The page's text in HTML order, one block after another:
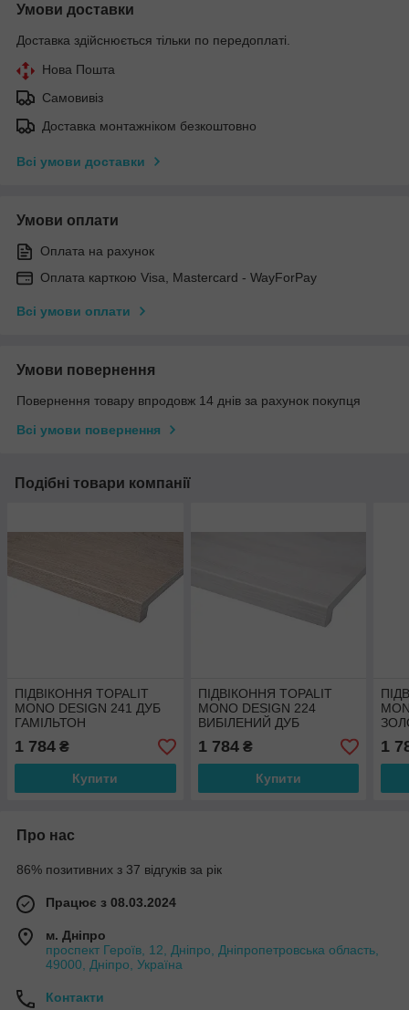
Умови доставки
Доставка здійснюється тільки по передоплаті.
Нова Пошта
Самовивіз
Доставка монтажніком безкоштовно
Всі умови доставки
Умови оплати
Оплата на рахунок
Оплата карткою Visa, Mastercard - WayForPay
Всі умови оплати
Умови повернення
Повернення товару впродовж 14 днів за рахунок покупця
Всі умови повернення
Подібні товари компанії
ПІДВІКОННЯ TOPALIT
MONO DESIGN 241 ДУБ
ГАМІЛЬТОН
1 784 ₴
Купити
ПІДВІКОННЯ TOPALIT
MONO DESIGN 224
ВИБІЛЕНИЙ ДУБ
1 784₴
Купити
1
Про нас
86% позитивних з 37 відгуків за рік
Працює з 08.03.2024
м. Дніпро
проспект Героїв, 12, Дніпро, Дніпропетровська область,
49000, Дніпро, Україна
Контакти